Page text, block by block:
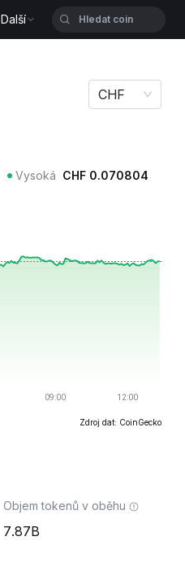
Další
CHF
Vysoká CHF 0.070804
Zdroj dat: CoinGecko
Objem tokenů v oběhu
7.87B